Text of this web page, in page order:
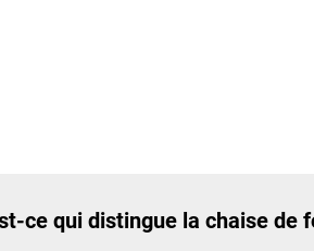
ce qui distingue la chaise de